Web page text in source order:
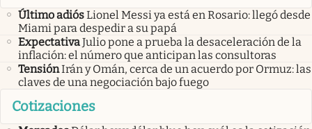
Último adiósLionel Messi ya está en Rosario: llegó desde
Miami para despedir a su papá
ExpectativaJulio pone a prueba la desaceleración de la
inflación: el número que anticipan las consultoras
TensiónIrán y Omán, cerca de un acuerdo por Ormuz: las
claves de una negociación bajo fuego
Cotizaciones